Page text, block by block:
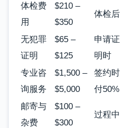
体检费
用
$210 –
$350
体检后
无犯罪
证明
$65 –
$125
申请证
明时
专业咨
询服务
$1,500 –
$5,000
签约时
付50%
邮寄与
杂费
$100 –
$300
过程中